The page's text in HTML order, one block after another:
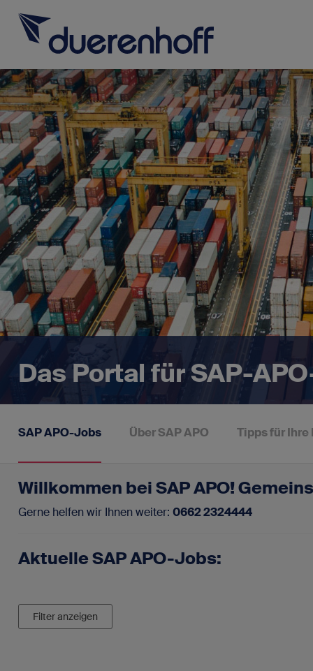
Für SAP-Fachkräfte
Für SAP-Arbeitgeber
Über duerenhoff
Karriere bei uns
SAP-Portale
Newsletter
Kontakt
Impressum
Datenschutz
Rufen Sie uns
0662
Für SAP-
Initiativ
Das Portal für SAP-
SAP APO-Jobs Über SAP APO Tipps für Ihre
Willkommen bei SAP APO!
Gerne helfen wir Ihnen weiter: 0662 2324444
Aktuelle SAP APO-Jobs:
Filter anzeigen